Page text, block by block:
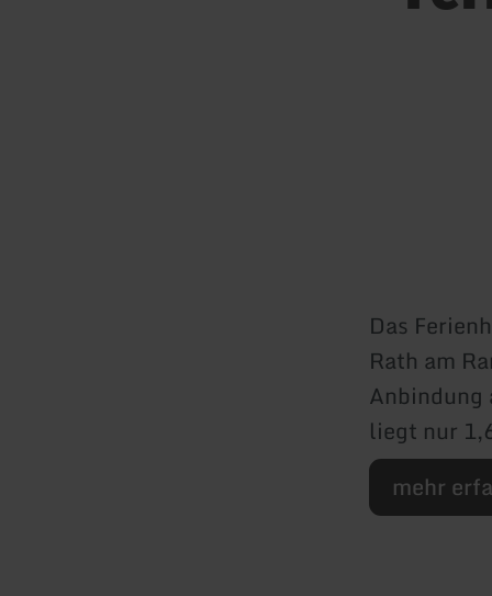
Das
Rath am
Anbindung
liegt nur
mehr